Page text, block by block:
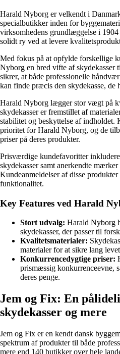
Harald Nyborg er velkendt i
specialbutikker inden for
virksomhedens grundlæggelse i
solidt ry ved at levere
Med fokus på at opfylde forskellige
Nyborg en bred vifte af skydekasser
sikrer, at både professionelle
kan finde præcis den skydekasse, de
Harald Nyborg lægger stor vægt på
skydekasser er fremstillet af
stabilitet og beskyttelse af indholdet.
prioritet for Harald Nyborg, og de
priser på deres produkter.
Prisværdige kundefavoritter
skydekasser samt anerkendte
Kundeanmeldelser af disse
funktionalitet.
Key Features ved Harald
Stort udvalg: Harald Nyborg
skydekasser, der passer til
Kvalitetsmaterialer:
materialer for at sikre lang
Konkurrencedygtige priser:
prismæssig konkurrenceevne,
deres penge.
Jem og Fix: En
skydekasser og mere
Jem og Fix er en kendt dansk
spektrum af produkter til både
mere end 140 butikker over hele